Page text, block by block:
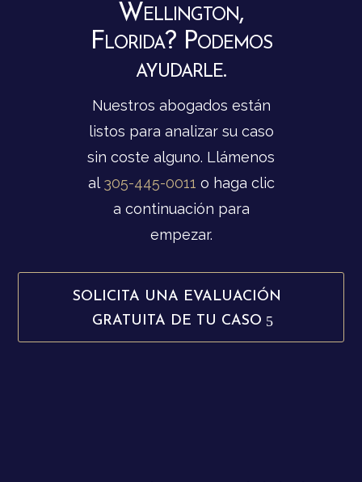
Wellington,
Florida? Podemos
ayudarle.
Nuestros abogados están
listos para analizar su caso
sin coste alguno. Llámenos
al 305-445-0011 o haga clic
a continuación para
empezar.
SOLICITA UNA EVALUACIÓN
GRATUITA DE TU CASO